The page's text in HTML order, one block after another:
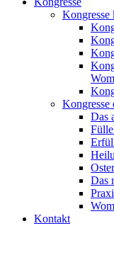
Kongresse
Kongresse
Das
Das
Kontakt